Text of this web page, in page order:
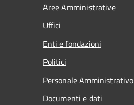
Aree Amministrative
Uffici
Enti e fondazioni
Politici
Personale Amministrativo
Documenti e dati